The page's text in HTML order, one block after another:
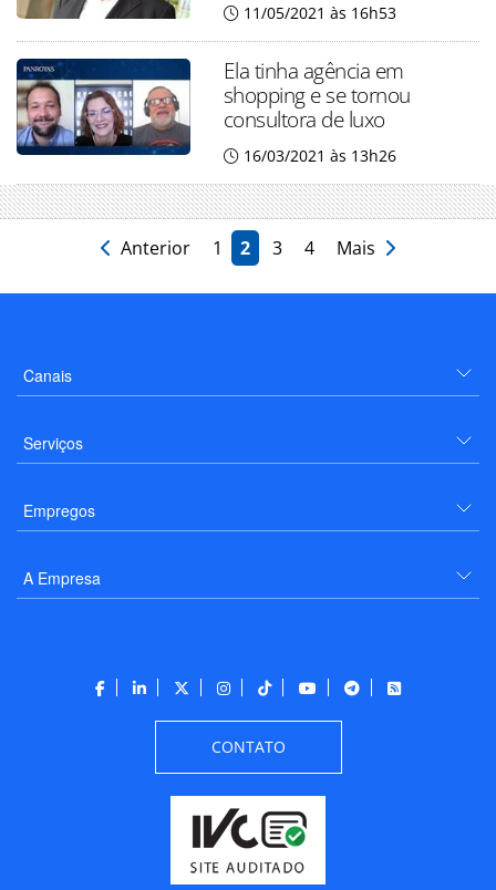
11/05/2021 às 16h53
Ela tinha agência em
shopping e se tornou
consultora de luxo
16/03/2021 às 13h26
Anterior 1 2 3 4 Mais
Canais
Serviços
Empregos
A Empresa
CONTATO